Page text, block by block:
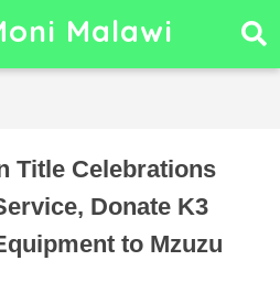
Malawi
Title Celebrations
Donate K3
to Mzuzu